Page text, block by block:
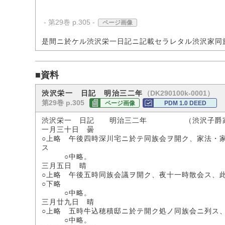
- 第29巻 p.305 - ページ画像
是間ニ於ケル渋沢栄一日記ニ記載セラレタル渋沢家
■資料
渋沢栄一 日記 明治三二年
（DK290100k-0001）
第29巻 p.305
ページ画像 PDM 1.0 DEED
渋沢栄一 日記 明治三二年 （渋沢子爵家
一月三十日 曇
○上略 午後四時深川宅ニ於テ同族会ヲ開ク、家法・
ス
○中略。
三月五日 晴
○上略 午後五時同族会議ヲ開ク、夜十一時散会ス、
○下略
○中略。
三月廿九日 晴
○上略 五時牛込穂積邸ニ於テ開ク処ノ同族会ニ列ス
○中略。